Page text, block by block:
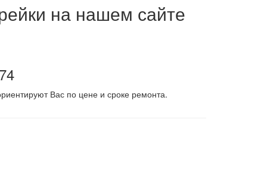
на нашем сайте
Вас по цене и сроке ремонта.